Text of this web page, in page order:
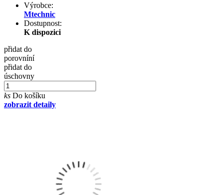
Výrobce:
Mtechnic
Dostupnost:
K dispozici
přidat do
porovníní
přidat do
úschovny
ks Do košíku
zobrazit detaily